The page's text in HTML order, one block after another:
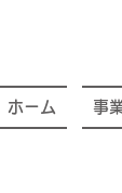
ホーム 事